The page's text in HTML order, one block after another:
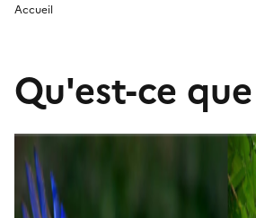
Accueil
Qu'est-ce